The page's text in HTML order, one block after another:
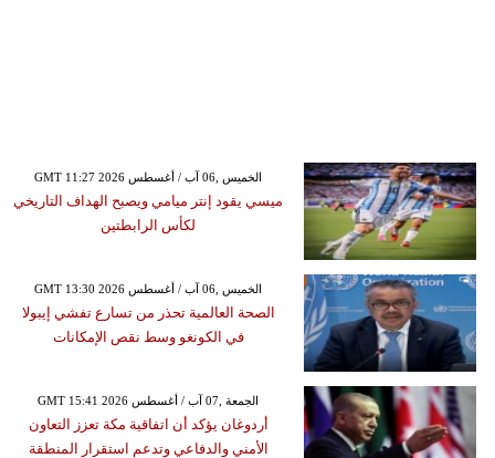
GMT 11:27 2026 الخميس ,06 آب / أغسطس
ميسي يقود إنتر ميامي ويصبح الهداف التاريخي
لكأس الرابطتين
GMT 13:30 2026 الخميس ,06 آب / أغسطس
الصحة العالمية تحذر من تسارع تفشي إيبولا
في الكونغو وسط نقص الإمكانات
GMT 15:41 2026 الجمعة ,07 آب / أغسطس
أردوغان يؤكد أن اتفاقية مكة تعزز التعاون
الأمني والدفاعي وتدعم استقرار المنطقة